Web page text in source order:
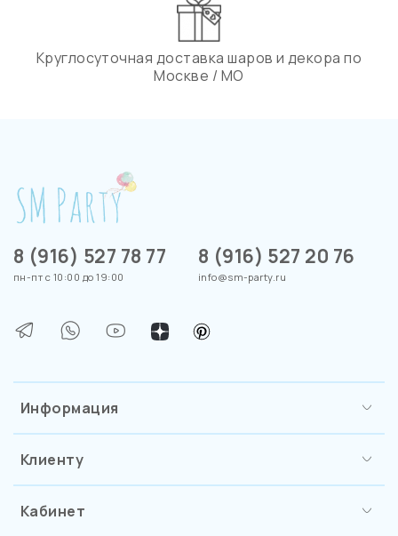
Круглосуточная доставка шаров и декора по
Москве / МО
Информация
Клиенту
Кабинет
8 (916) 527 78 77
пн-пт с 10:00 до 19:00
8 (916) 527 20 76
info@sm-party.ru